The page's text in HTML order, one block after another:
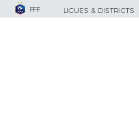
FFF LIGUES & DISTRICTS